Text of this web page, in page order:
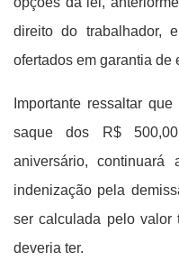
direito do trabalhador,
ofertados em garantia de
Importante ressaltar
saque dos R$
aniversário,
indenização pela
ser calculada pelo valor
deveria ter.